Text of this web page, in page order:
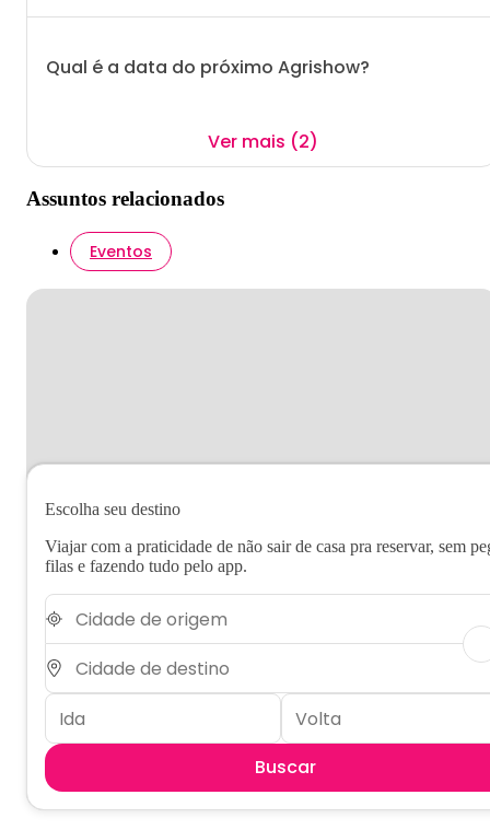
Qual é a data do próximo Agrishow?
Ver mais (2)
Assuntos relacionados
Eventos
Escolha seu destino
Viajar com a praticidade de não sair de casa pra reservar, sem
filas e fazendo tudo pelo app.
Buscar